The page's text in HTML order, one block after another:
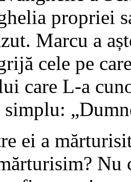
propriei
Marcu a
cele pe
care L-a
ei a
Nu